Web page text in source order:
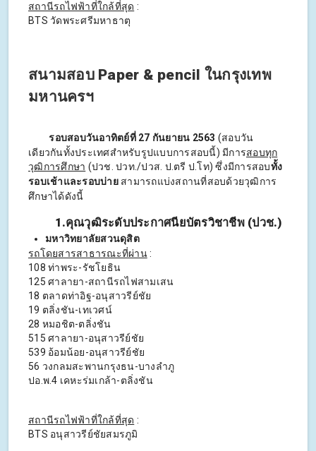
สถานีรถไฟฟ้าที่ใกล้ที่สุด :
BTS วัดพระศรีมหาธาตุ
สนามสอบ Paper & pencil ในกรุงเทพ
มหานครฯ
รอบสอบวันอาทิตย์ที่ 27 กันยายน 2563 (สอบวัน
เดียวกันทั้งประเทศสำหรับรูปแบบการสอบนี้) มีการสอบทุก
วุฒิการศึกษา (ปวช. ปวท./ปวส. ป.ตรี ป.โท) ซึ่งมีการสอบทั้ง
รอบเช้าและรอบบ่าย สามารถแบ่งสถานที่สอบด้วยวุฒิการ
ศึกษาได้ดังนี้
1.คุณวุฒิระดับประกาศนียบัตรวิชาชีพ (ปวช.)
มหาวิทยาลัยสวนดุสิต
รถโดยสารสาธารณะที่ผ่าน:
108 ท่าพระ-รัชโยธิน
125 ศาลายา-สถานีรถไฟสามเสน
18 ตลาดท่าอิฐ-อนุสาวรีย์ชัย
19 ตลิ่งชัน-เทเวศน์
28 หมอชิต-ตลิ่งชัน
515 ศาลายา-อนุสาวรีย์ชัย
539 อ้อมน้อย-อนุสาวรีย์ชัย
56 วงกลมสะพานกรุงธน-บางลำภู
ปอ.พ.4 เคหะร่มเกล้า-ตลิ่งชัน
สถานีรถไฟฟ้าที่ใกล้ที่สุด :
BTS อนุสาวรีย์ชัยสมรภูมิ